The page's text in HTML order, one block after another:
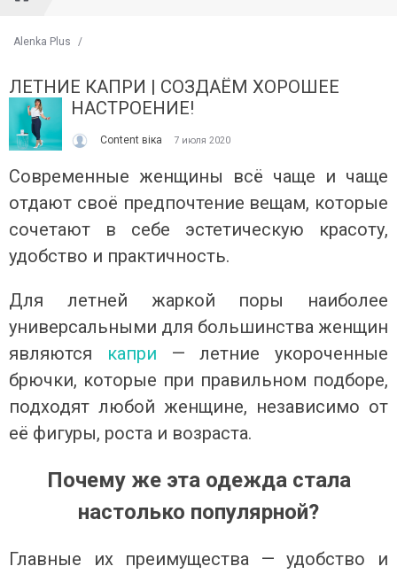
Alenka Plus /
ЯКЕ ПОСТІЙНО ДИВУЄ: ЯК ОДЯГАТИСЯ,
ЗРАНКУ СПЕКА, А ВВЕЧЕРІ ВЖЕ ХОЧЕТЬСЯ
після обіду приходить сильний...
далі →
СПІДНИЦЕЮ: ЩО ОБРАТИ
жінок звертають увагу не
Читати далі →
ЛЕТНИЕ КАПРИ | СОЗДАЁМ ХОРОШЕЕ
НАСТРОЕНИЕ!
Content віка 7 июля 2020
Современные женщины всё чаще и чаще
отдают своё предпочтение вещам, которые
сочетают в себе эстетическую красоту,
удобство и практичность.
Для летней жаркой поры наиболее
универсальными для большинства женщин
являются капри — летние укороченные
брючки, которые при правильном подборе,
подходят любой женщине, независимо от
её фигуры, роста и возраста.
Почему же эта одежда стала
настолько популярной?
Главные их преимущества — удобство и